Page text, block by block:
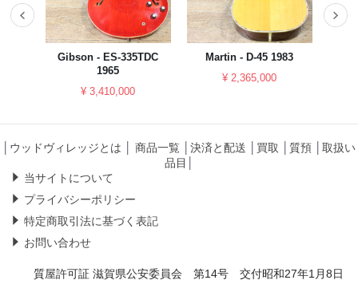
Gibson - ES-335TDC
1965
¥ 3,410,000
Martin - D-45 1983
¥ 2,365,000
ウッドヴィレッジとは 商品一覧 決済と配送 買取 質預
取扱い
品目
当サイトについて
プライバシーポリシー
特定商取引法に基づく表記
お問い合わせ
質屋許可証 滋賀県公安委員会 第14号 交付昭和27年1月8日